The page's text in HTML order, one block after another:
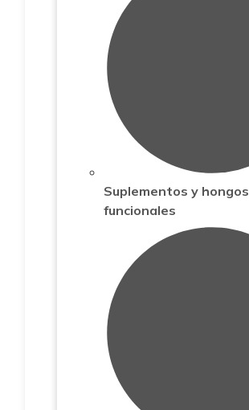
Suplementos y hongos
funcionales